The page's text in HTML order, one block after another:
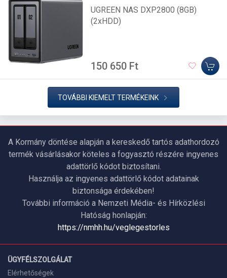
UGREEN NAS DXP2800 (8GB)
(2xHDD)
150 650 Ft
TOVÁBBI KIEMELT TERMÉKEINK
A Kormány döntése alapján a kereskedő tartós adathordozó
termék vásárlásakor köteles a fogyasztó részére ingyenes
adattörlő kódot biztosítani.
Használja az ingyenes adattörlő kódot adatainak
biztonsága érdekében!
További információ a Nemzeti Média- és Hírközlési
Hatóság honlapján:
https://nmhh.hu/veglegestorles
ÜGYFÉLSZOLGÁLAT
Elérhetőségek